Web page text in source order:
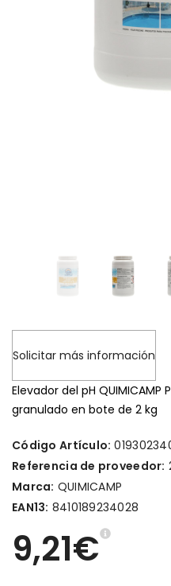
Elevador del pH QUIMICAMP
granulado en bote de 2 kg
Solicitar más información
Código Artículo:
Referencia de proveedor:
Marca: QUIMICAMP
EAN13: 8410189234028
9,21€